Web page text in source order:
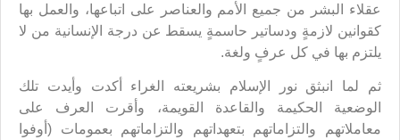
عقلاء البشر من جميع الأمم والعناصر على اتباعها، والعمل بها
كقوانين لازمةٍ ودساتير حاسمةٍ يسقط عن درجة الإنسانية من لا
يلتزم بها في كل عرفٍ ولغة.
ثم لما انبثق نور الإسلام بشريعته الغراء أكدت وأيدت تلك
الوضعية الحكيمة والقاعدة القويمة، وأقرت العرف على
معاملاتهم والتزاماتهم بتعهداتهم والتزاماتهم بعمومات (أوفوا